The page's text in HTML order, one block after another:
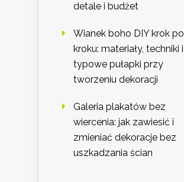
detale i budżet
Wianek boho DIY krok po
kroku: materiały, techniki i
typowe pułapki przy
tworzeniu dekoracji
Galeria plakatów bez
wiercenia: jak zawiesić i
zmieniać dekoracje bez
uszkadzania ścian